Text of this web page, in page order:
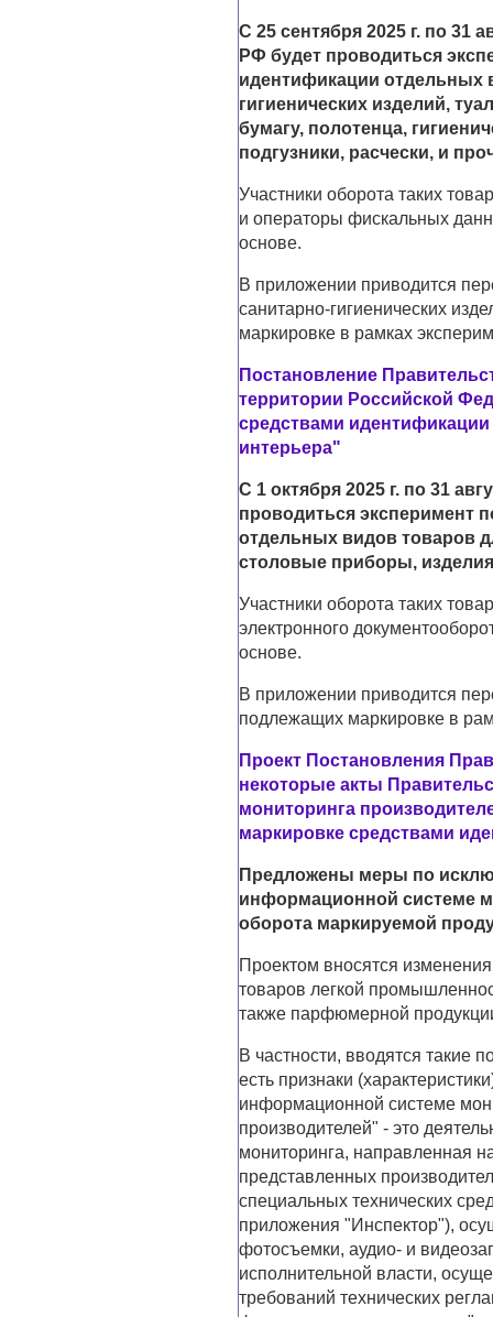
С 25 сентября 2025 г. по 31
РФ будет проводиться
идентификации отдельных
гигиенических изделий,
бумагу, полотенца,
подгузники, расчески, и
Участники оборота таких
и операторы фискальных
основе.
В приложении приводится
санитарно-гигиенических
маркировке в рамках
Постановление
территории Российской
средствами
интерьера"
С 1 октября 2025 г. по 31
проводиться эксперимент
отдельных видов товаров
столовые приборы,
Участники оборота таких
электронного
основе.
В приложении приводится
подлежащих маркировке в
Проект Постановления
некоторые акты
мониторинга
маркировке средствами
Предложены меры по
информационной системе
оборота маркируемой
Проектом вносятся
товаров легкой
также парфюмерной
В частности, вводятся такие
есть признаки
информационной системе
производителей" - это
мониторинга, направленная
представленных
специальных технических
приложения "Инспектор"),
фотосъемки, аудио- и
исполнительной власти,
требований технических